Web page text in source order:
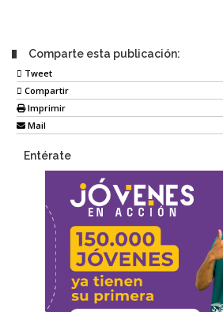
Comparte esta publicación:
Tweet
Compartir
Imprimir
Mail
Entérate